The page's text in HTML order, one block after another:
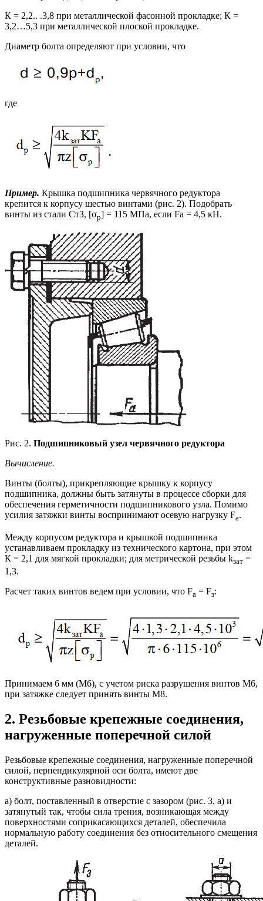
К = 2,2.. .3,8 при металлической фасонной прокладке; К =
3,2…5,3 при металлической плоской прокладке.
Диаметр болта определяют при условии, что
где
Пример. Крышка подшипника червячного редуктора
крепится к корпусу шестью винтами (рис. 2). Подобрать
винты из стали СтЗ, [σр] = 115 МПа, если Fа = 4,5 кН.
Рис. 2. Подшипниковый узел червячного редуктора
Вычисление.
Винты (болты), прикрепляющие крышку к корпусу
подшипника, должны быть затянуты в процессе сборки для
обеспечения герметичности подшипникового узла. Помимо
усилия затяжки винты воспринимают осевую нагрузку Fа.
Между корпусом редуктора и крышкой подшипника
устанавливаем прокладку из технического картона, при этом
К = 2,1 для мягкой прокладки; для метрической резьбы kзат =
1,3.
Расчет таких винтов ведем при условии, что Fa = Fз:
Принимаем 6 мм (М6), с учетом риска разрушения винтов М6,
при затяжке следует принять винты М8.
2. Резьбовые крепежные соединения,
нагруженные поперечной силой
Резьбовые крепежные соединения, нагруженные поперечной
силой, перпендикулярной оси болта, имеют две
конструктивные разновидности:
a) болт, поставленный в отверстие с зазором (рис. 3, а) и
затянутый так, чтобы сила трения, возникающая между
поверхностями соприкасающихся деталей, обеспечила
нормальную работу соединения без относительного смещения
деталей.